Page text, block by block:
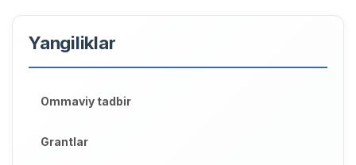
Yangiliklar
Ommaviy tadbir
Grantlar